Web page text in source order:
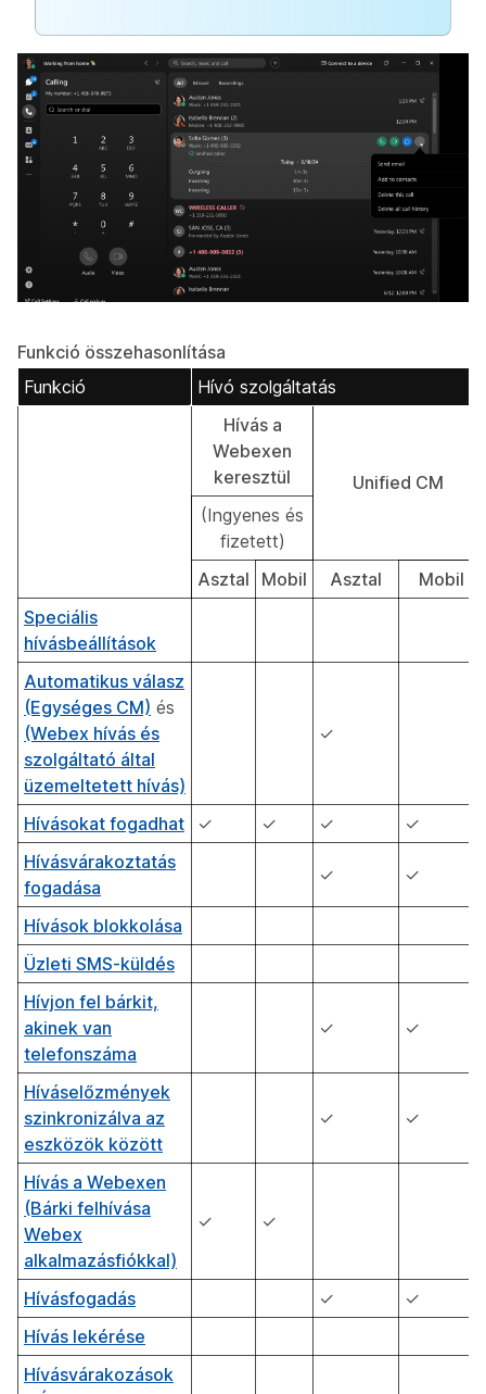
Funkció összehasonlítása
Funkció
Hívó szolgáltatás
Hívás a
Webexen
keresztül
Unified CM
(Ingyenes és
fizetett)
Asztal
Mobil Asztal
Mobil
Speciális
hívásbeállítások
Automatikus válasz
(Egységes CM) és
(Webex hívás és
szolgáltató által
üzemeltetett hívás)
✓
Hívásokat fogadhat ✓ ✓ ✓
✓
Hívásvárakoztatás
fogadása
✓ ✓
Hívások blokkolása
Üzleti SMS-küldés
Hívjon fel bárkit,
akinek van
telefonszáma
✓ ✓
Híváselőzmények
szinkronizálva az
eszközök között
✓ ✓
Hívás a Webexen
(Bárki felhívása
Webex
alkalmazásfiókkal)
✓ ✓
Hívásfogadás ✓
✓
Hívás lekérése
Hívásvárakozások